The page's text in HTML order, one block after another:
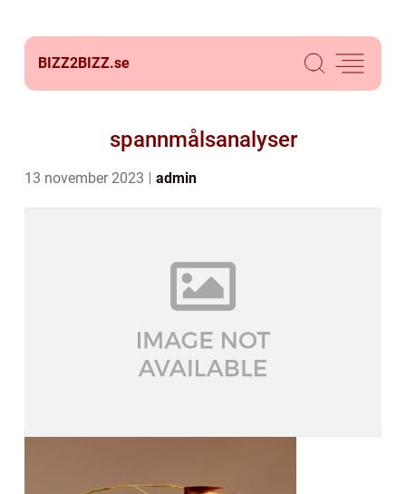
BIZZ2BIZZ.se
spannmålsanalyser
13 november 2023 admin